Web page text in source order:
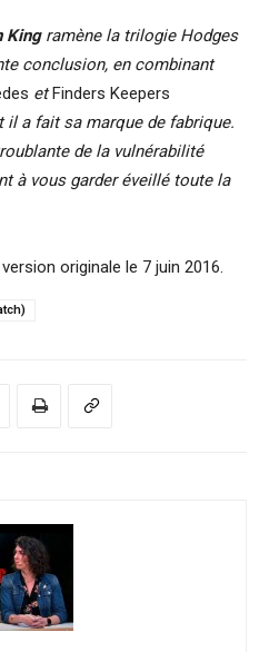
Kingramène la trilogie Hodges
conclusion, en combinant
etFinders Keepers
il a fait sa marque de fabrique.
de la vulnérabilité
à vous garder éveillé toute la
originale le 7 juin 2016.